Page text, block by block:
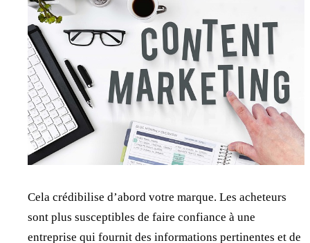
Cela crédibilise d’abord votre marque. Les acheteurs
sont plus susceptibles de faire confiance à une
entreprise qui fournit des informations pertinentes et de